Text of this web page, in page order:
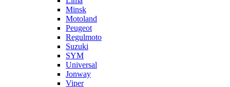
Minsk
Motoland
Peugeot
Regulmoto
Suzuki
SYM
Universal
Jonway
Viper